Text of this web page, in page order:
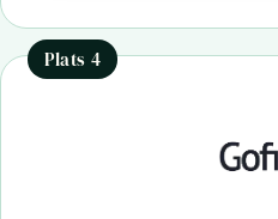
Plats 4